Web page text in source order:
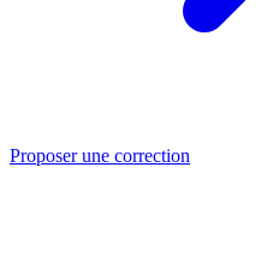
Proposer une correction